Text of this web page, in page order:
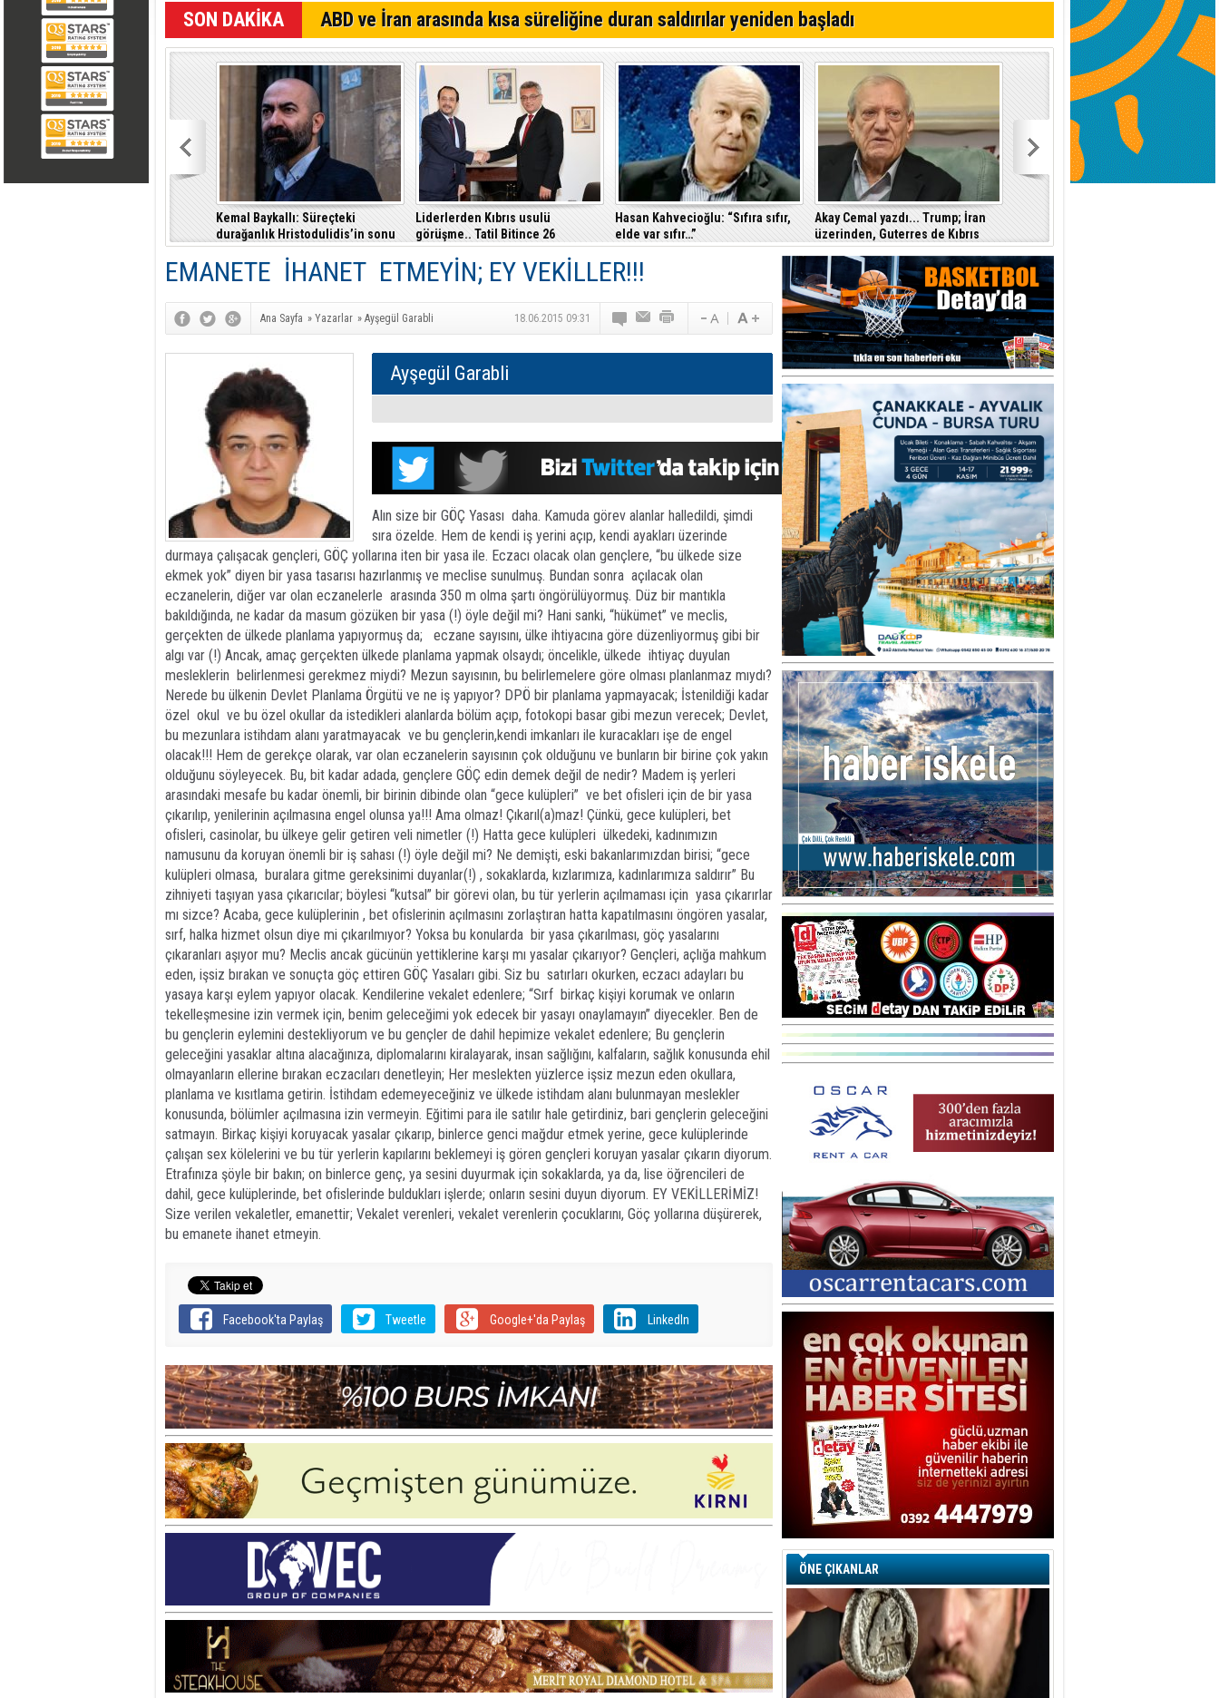
SON DAKİKA ABD ve İran arasında kısa süreliğine duran saldırılar yeniden başladı
Kemal Baykallı: Süreçteki
durağanlık Hristodulidis’in sonu
olur
Liderlerden Kıbrıs usulü
görüşme.. Tatil Bitince 26
Ağustos'da ara bölgede
görüşecekler
Hasan Kahvecioğlu: “Sıfıra sıfır,
elde var sıfır…”
Akay Cemal yazdı... Trump; İran
üzerinden, Guterres de Kıbrıs
üzerinden başarı öyküsü istiyor
EMANETE İHANET ETMEYİN; EY VEKİLLER!!!
Ana Sayfa » Yazarlar » Ayşegül Garabli 18.06.2015 09:31
Ayşegül Garabli
Alın size bir GÖÇ Yasası daha. Kamuda görev alanlar halledildi, şimdi
sıra özelde. Hem de kendi iş yerini açıp, kendi ayakları üzerinde
durmaya çalışacak gençleri, GÖÇ yollarına iten bir yasa ile. Eczacı olacak olan gençlere, “bu ülkede size
ekmek yok” diyen bir yasa tasarısı hazırlanmış ve meclise sunulmuş. Bundan sonra açılacak olan
eczanelerin, diğer var olan eczanelerle arasında 350 m olma şartı öngörülüyormuş. Düz bir mantıkla
bakıldığında, ne kadar da masum gözüken bir yasa (!) öyle değil mi? Hani sanki, “hükümet” ve meclis,
gerçekten de ülkede planlama yapıyormuş da; eczane sayısını, ülke ihtiyacına göre düzenliyormuş gibi bir
algı var (!) Ancak, amaç gerçekten ülkede planlama yapmak olsaydı; öncelikle, ülkede ihtiyaç duyulan
mesleklerin belirlenmesi gerekmez miydi? Mezun sayısının, bu belirlemelere göre olması planlanmaz mıydı?
Nerede bu ülkenin Devlet Planlama Örgütü ve ne iş yapıyor? DPÖ bir planlama yapmayacak; İstenildiği kadar
özel okul ve bu özel okullar da istedikleri alanlarda bölüm açıp, fotokopi basar gibi mezun verecek; Devlet,
bu mezunlara istihdam alanı yaratmayacak ve bu gençlerin,kendi imkanları ile kuracakları işe de engel
olacak!!! Hem de gerekçe olarak, var olan eczanelerin sayısının çok olduğunu ve bunların bir birine çok yakın
olduğunu söyleyecek. Bu, bit kadar adada, gençlere GÖÇ edin demek değil de nedir? Madem iş yerleri
arasındaki mesafe bu kadar önemli, bir birinin dibinde olan “gece kulüpleri” ve bet ofisleri için de bir yasa
çıkarılıp, yenilerinin açılmasına engel olunsa ya!!! Ama olmaz! Çıkarıl(a)maz! Çünkü, gece kulüpleri, bet
ofisleri, casinolar, bu ülkeye gelir getiren veli nimetler (!) Hatta gece kulüpleri ülkedeki, kadınımızın
namusunu da koruyan önemli bir iş sahası (!) öyle değil mi? Ne demişti, eski bakanlarımızdan birisi; “gece
kulüpleri olmasa, buralara gitme gereksinimi duyanlar(!) , sokaklarda, kızlarımıza, kadınlarımıza saldırır” Bu
zihniyeti taşıyan yasa çıkarıcılar; böylesi “kutsal” bir görevi olan, bu tür yerlerin açılmaması için yasa çıkarırlar
mı sizce? Acaba, gece kulüplerinin , bet ofislerinin açılmasını zorlaştıran hatta kapatılmasını öngören yasalar,
sırf, halka hizmet olsun diye mi çıkarılmıyor? Yoksa bu konularda bir yasa çıkarılması, göç yasalarını
çıkaranları aşıyor mu? Meclis ancak gücünün yettiklerine karşı mı yasalar çıkarıyor? Gençleri, açlığa mahkum
eden, işsiz bırakan ve sonuçta göç ettiren GÖÇ Yasaları gibi. Siz bu satırları okurken, eczacı adayları bu
yasaya karşı eylem yapıyor olacak. Kendilerine vekalet edenlere; “Sırf birkaç kişiyi korumak ve onların
tekelleşmesine izin vermek için, benim geleceğimi yok edecek bir yasayı onaylamayın” diyecekler. Ben de
bu gençlerin eylemini destekliyorum ve bu gençler de dahil hepimize vekalet edenlere; Bu gençlerin
geleceğini yasaklar altına alacağınıza, diplomalarını kiralayarak, insan sağlığını, kalfaların, sağlık konusunda ehil
olmayanların ellerine bırakan eczacıları denetleyin; Her meslekten yüzlerce işsiz mezun eden okullara,
planlama ve kısıtlama getirin. İstihdam edemeyeceğiniz ve ülkede istihdam alanı bulunmayan meslekler
konusunda, bölümler açılmasına izin vermeyin. Eğitimi para ile satılır hale getirdiniz, bari gençlerin geleceğini
satmayın. Birkaç kişiyi koruyacak yasalar çıkarıp, binlerce genci mağdur etmek yerine, gece kulüplerinde
çalışan sex kölelerini ve bu tür yerlerin kapılarını beklemeyi iş gören gençleri koruyan yasalar çıkarın diyorum.
Etrafınıza şöyle bir bakın; on binlerce genç, ya sesini duyurmak için sokaklarda, ya da, lise öğrencileri de
dahil, gece kulüplerinde, bet ofislerinde buldukları işlerde; onların sesini duyun diyorum. EY VEKİLLERİMİZ!
Size verilen vekaletler, emanettir; Vekalet verenleri, vekalet verenlerin çocuklarını, Göç yollarına düşürerek,
bu emanete ihanet etmeyin.
Facebook'ta Paylaş Tweetle Google+'da Paylaş LinkedIn
ÖNE ÇIKANLAR
Ayşegül Garabli
SORU İŞARETLERİYLE DOLU BİR
GARİP DAVA… YA SUÇLU
DEĞİLSE???
Savaşların En Zoru İnsanın Kendi
Kendiyle Olanıdır
Hamit Caner
Ağlama Duvarı
Adem KAVAZ
Can Bonomo ile son kez
Eurovizyon sahnesinde yer alan
Türkiye 10 yıl aradan sonra
yeniden yarışmaya dönecek mi?
Fırat Borak
Erkut YILMABAŞAR
Bayrak tartışmaları ve ihalesiz
Arif Alasya
2015 SONRASI VE AKINCI.